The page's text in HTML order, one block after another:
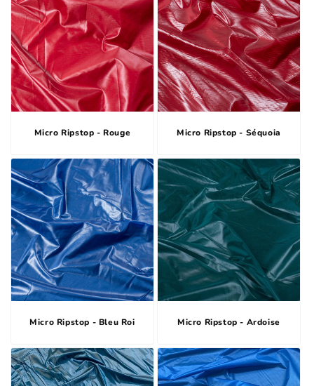
Micro Ripstop - Rouge Micro Ripstop - Séquoia
Micro Ripstop - Bleu Roi Micro Ripstop - Ardoise